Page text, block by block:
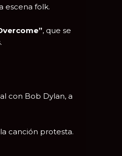
escena folk.
, que se
con Bob Dylan, a
canción protesta.